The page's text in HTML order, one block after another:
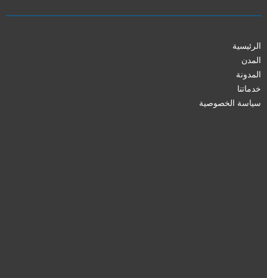
الرئيسية
المدن
المدونة
خدماتنا
سياسة الخصوصية